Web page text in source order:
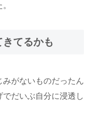
てるかも
がないものだったん
だいぶ自分に浸透し